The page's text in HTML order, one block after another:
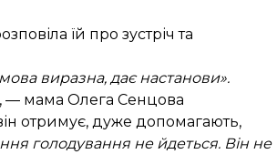
їй про зустріч та
виразна, дає настанови».
— мама Олега Сенцова
отримує, дуже допомагають,
голодування не йдеться. Він не